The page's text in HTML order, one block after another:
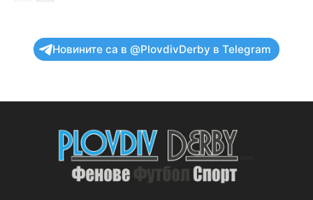
Новините са в @PlovdivDerby в Telegram